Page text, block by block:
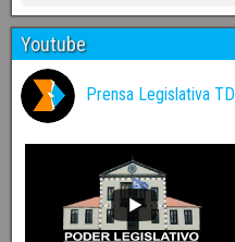
Youtube
Prensa Legislativa